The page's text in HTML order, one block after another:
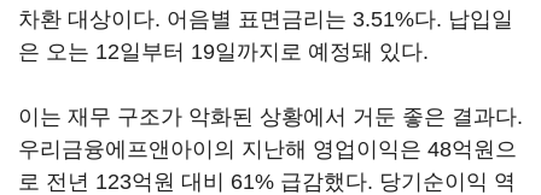
차환 대상이다. 어음별 표면금리는 3.51%다. 납입일
은 오는 12일부터 19일까지로 예정돼 있다.
이는 재무 구조가 악화된 상황에서 거둔 좋은 결과다.
우리금융에프앤아이의 지난해 영업이익은 48억원으
로 전년 123억원 대비 61% 급감했다. 당기순이익 역